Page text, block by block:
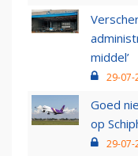
middel’
29-07-
Goed
op
29-07-